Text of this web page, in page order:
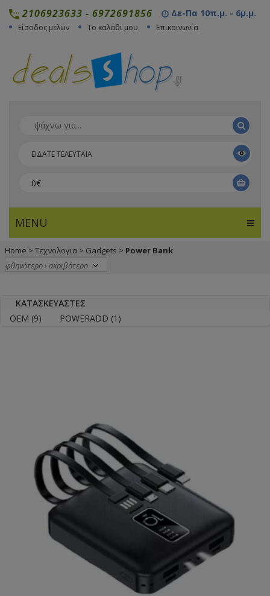
2106923633 - 6972691856 Δε-Πα 10π.μ. - 6μ.μ.
Είσοδος μελών Το καλάθι μου Επικοινωνία
ΕΙΔΑΤΕ ΤΕΛΕΥΤΑΙΑ
0€
MENU
Home > Τεχνολογια > Gadgets > Power Bank
ΚΑΤΑΣΚΕΥΑΣΤΈΣ
OEM (9) POWERADD (1)